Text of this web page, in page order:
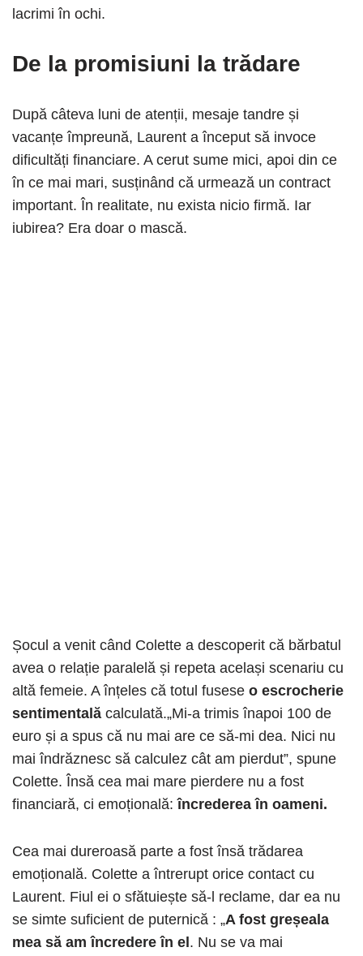
lacrimi în ochi.
De la promisiuni la trădare
După câteva luni de atenții, mesaje tandre și
vacanțe împreună, Laurent a început să invoce
dificultăți financiare. A cerut sume mici, apoi din ce
în ce mai mari, susținând că urmează un contract
important. În realitate, nu exista nicio firmă. Iar
iubirea? Era doar o mască.
Șocul a venit când Colette a descoperit că bărbatul
avea o relație paralelă și repeta același scenariu cu
altă femeie. A înțeles că totul fusese o escrocherie
sentimentală calculată.„Mi-a trimis înapoi 100 de
euro și a spus că nu mai are ce să-mi dea. Nici nu
mai îndrăznesc să calculez cât am pierdut”, spune
Colette. Însă cea mai mare pierdere nu a fost
financiară, ci emoțională:încrederea în oameni.
Cea mai dureroasă parte a fost însă trădarea
emoțională. Colette a întrerupt orice contact cu
Laurent. Fiul ei o sfătuiește să-l reclame, dar ea nu
se simte suficient de puternică : „A fost greșeala
mea să am încredere în el. Nu se va mai